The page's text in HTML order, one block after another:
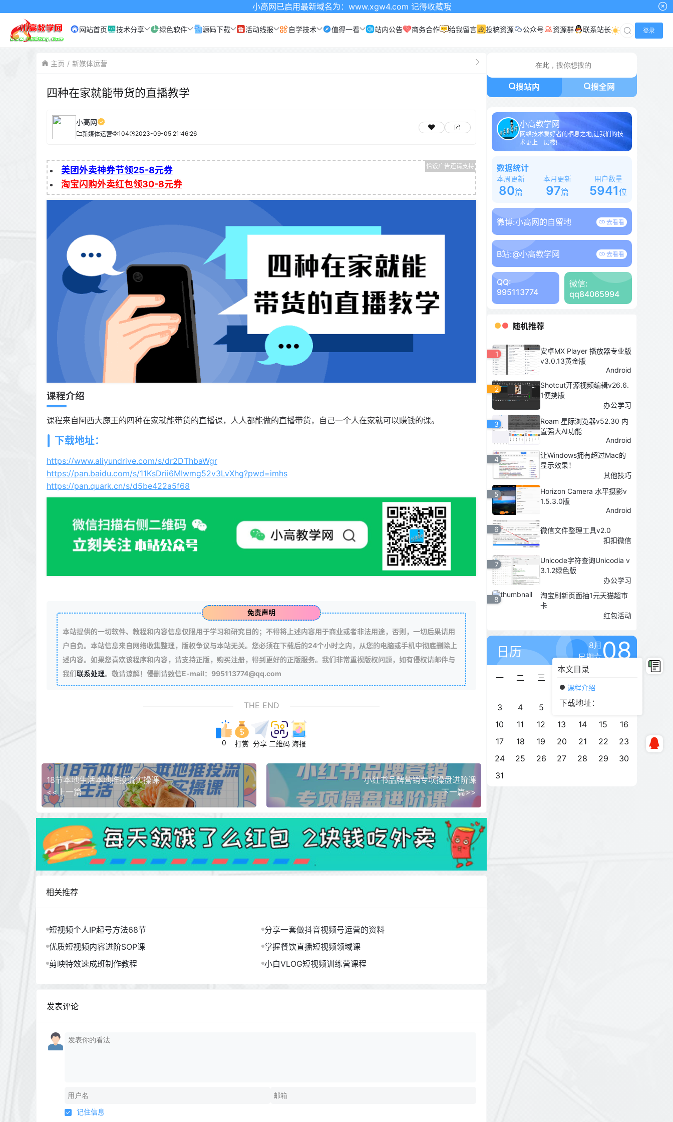
本文目录
课程介绍
下载地址：
小高网已启用最新域名为：www.xgw4.com 记得收藏哦
网站首页 技术分享 绿色软件 源码下载 活动线报 自学技术 值得一看 站内公告 商务合作 给我留言 投稿资源 公众号 资源群 联系站长 登录
主页 新媒体运营
四种在家就能带货的直播教学
小高网
新媒体运营 104 2023-09-05 21:46:26
美团外卖神券节领25-8元券
淘宝闪购外卖红包领30-8元券
课程介绍
课程来自阿西大魔王的四种在家就能带货的直播课，人人都能做的直播带货，自己一个人在家就可以赚钱的课。
下载地址：
https://www.aliyundrive.com/s/dr2DThbaWgr
https://pan.baidu.com/s/11KsDrii6MIwmg52v3LvXhg?pwd=imhs
https://pan.quark.cn/s/d5be422a5f68
免责声明
本站提供的一切软件、教程和内容信息仅限用于学习和研究目的；不得将上述内容用于商业或者非法用途，否则，一切后果请用
户自负。本站信息来自网络收集整理，版权争议与本站无关。您必须在下载后的24个小时之内，从您的电脑或手机中彻底删除上
述内容。如果您喜欢该程序和内容，请支持正版，购买注册，得到更好的正版服务。我们非常重视版权问题，如有侵权请邮件与
我们联系处理。敬请谅解！侵删请致信E-mail：995113774@qq.com
THE END
0 打赏 分享 二维码 海报
18节本地生活本地推投流实操课
<<上一篇
小红书品牌营销专项操盘进阶课
下一篇>>
相关推荐
短视频个人IP起号方法68节
分享一套做抖音视频号运营的资料
优质短视频内容进阶SOP课
掌握餐饮直播短视频领域课
剪映特效速成班制作教程
小白VLOG短视频训练营课程
发表评论
记住信息
搜站内 搜全网
小高教学网
网络技术爱好者的栖息之地,让我们的技
术更上一层楼!
数据统计
本周更新
80篇
本月更新
97篇
用户数量
5941位
微博:小高网的自留地 去看看
B站:@小高教学网 去看看
QQ:
995113774
微信:
qq84065994
随机推荐
1
安卓MX Player 播放器专业版
v3.0.13黄金版
Android
2
Shotcut开源视频编辑v26.6.
1便携版
办公学习
3
Roam 星际浏览器v52.30 内
置强大AI功能
Android
4
让Windows拥有超过Mac的
显示效果！
其他技巧
5
Horizon Camera 水平摄影v
1.5.3.0版
Android
6
微信文件整理工具v2.0
扣扣微信
7
Unicode字符查询Unicodia v
3.1.2绿色版
办公学习
8
淘宝刷新页面抽1元天猫超市
卡
红包活动
日历
8月
星期六08
一 二 三
3
4 5 6 7
10
11 12 13 14 15
16
17
18 19 20 21 22
23
24
25 26 27 28 29
30
31